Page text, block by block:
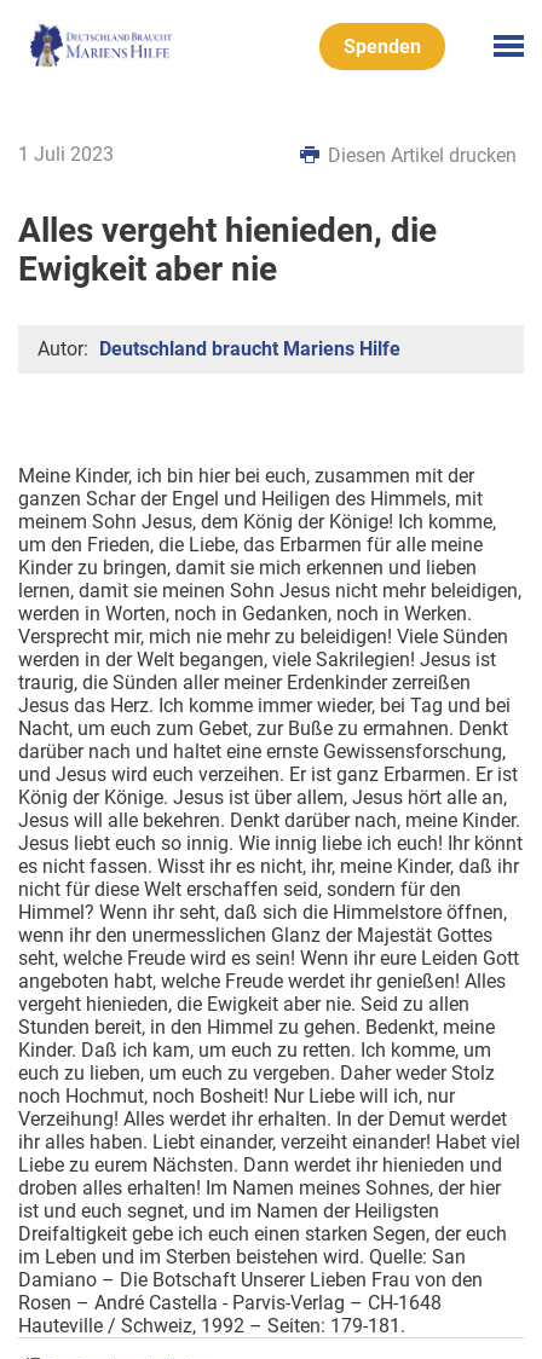
Spenden
1 Juli 2023 Diesen Artikel drucken
Alles vergeht hienieden, die
Ewigkeit aber nie
Autor: Deutschland braucht Mariens Hilfe
Meine Kinder, ich bin hier bei euch, zusammen mit der
ganzen Schar der Engel und Heiligen des Himmels, mit
meinem Sohn Jesus, dem König der Könige! Ich komme,
um den Frieden, die Liebe, das Erbarmen für alle meine
Kinder zu bringen, damit sie mich erkennen und lieben
lernen, damit sie meinen Sohn Jesus nicht mehr beleidigen,
werden in Worten, noch in Gedanken, noch in Werken.
Versprecht mir, mich nie mehr zu beleidigen! Viele Sünden
werden in der Welt begangen, viele Sakrilegien! Jesus ist
traurig, die Sünden aller meiner Erdenkinder zerreißen
Jesus das Herz. Ich komme immer wieder, bei Tag und bei
Nacht, um euch zum Gebet, zur Buße zu ermahnen. Denkt
darüber nach und haltet eine ernste Gewissensforschung,
und Jesus wird euch verzeihen. Er ist ganz Erbarmen. Er ist
König der Könige. Jesus ist über allem, Jesus hört alle an,
Jesus will alle bekehren. Denkt darüber nach, meine Kinder.
Jesus liebt euch so innig. Wie innig liebe ich euch! Ihr könnt
es nicht fassen. Wisst ihr es nicht, ihr, meine Kinder, daß ihr
nicht für diese Welt erschaffen seid, sondern für den
Himmel? Wenn ihr seht, daß sich die Himmelstore öffnen,
wenn ihr den unermesslichen Glanz der Majestät Gottes
seht, welche Freude wird es sein! Wenn ihr eure Leiden Gott
angeboten habt, welche Freude werdet ihr genießen! Alles
vergeht hienieden, die Ewigkeit aber nie. Seid zu allen
Stunden bereit, in den Himmel zu gehen. Bedenkt, meine
Kinder. Daß ich kam, um euch zu retten. Ich komme, um
euch zu lieben, um euch zu vergeben. Daher weder Stolz
noch Hochmut, noch Bosheit! Nur Liebe will ich, nur
Verzeihung! Alles werdet ihr erhalten. In der Demut werdet
ihr alles haben. Liebt einander, verzeiht einander! Habet viel
Liebe zu eurem Nächsten. Dann werdet ihr hienieden und
droben alles erhalten! Im Namen meines Sohnes, der hier
ist und euch segnet, und im Namen der Heiligsten
Dreifaltigkeit gebe ich euch einen starken Segen, der euch
im Leben und im Sterben beistehen wird. Quelle: San
Damiano – Die Botschaft Unserer Lieben Frau von den
Rosen – André Castella - Parvis-Verlag – CH-1648
Hauteville / Schweiz, 1992 – Seiten: 179-181.